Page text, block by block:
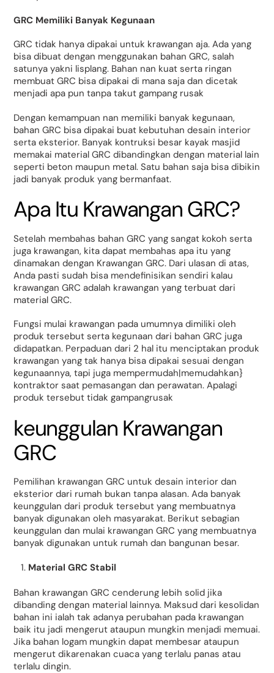
GRC Memiliki Banyak Kegunaan
GRC tidak hanya dipakai untuk krawangan aja. Ada yang
bisa dibuat dengan menggunakan bahan GRC, salah
satunya yakni lisplang. Bahan nan kuat serta ringan
membuat GRC bisa dipakai di mana saja dan dicetak
menjadi apa pun tanpa takut gampang rusak
Dengan kemampuan nan memiliki banyak kegunaan,
bahan GRC bisa dipakai buat kebutuhan desain interior
serta eksterior. Banyak kontruksi besar kayak masjid
memakai material GRC dibandingkan dengan material lain
seperti beton maupun metal. Satu bahan saja bisa dibikin
jadi banyak produk yang bermanfaat.
Apa Itu Krawangan GRC?
Setelah membahas bahan GRC yang sangat kokoh serta
juga krawangan, kita dapat membahas apa itu yang
dinamakan dengan Krawangan GRC. Dari ulasan di atas,
Anda pasti sudah bisa mendefinisikan sendiri kalau
krawangan GRC adalah krawangan yang terbuat dari
material GRC.
Fungsi mulai krawangan pada umumnya dimiliki oleh
produk tersebut serta kegunaan dari bahan GRC juga
didapatkan. Perpaduan dari 2 hal itu menciptakan produk
krawangan yang tak hanya bisa dipakai sesuai dengan
kegunaannya, tapi juga mempermudah|memudahkan}
kontraktor saat pemasangan dan perawatan. Apalagi
produk tersebut tidak gampangrusak
keunggulan Krawangan
GRC
Pemilihan krawangan GRC untuk desain interior dan
eksterior dari rumah bukan tanpa alasan. Ada banyak
keunggulan dari produk tersebut yang membuatnya
banyak digunakan oleh masyarakat. Berikut sebagian
keunggulan dan mulai krawangan GRC yang membuatnya
banyak digunakan untuk rumah dan bangunan besar.
Material GRC Stabil
Bahan krawangan GRC cenderung lebih solid jika
dibanding dengan material lainnya. Maksud dari kesolidan
bahan ini ialah tak adanya perubahan pada krawangan
baik itu jadi mengerut ataupun mungkin menjadi memuai.
Jika bahan logam mungkin dapat membesar ataupun
mengerut dikarenakan cuaca yang terlalu panas atau
terlalu dingin.